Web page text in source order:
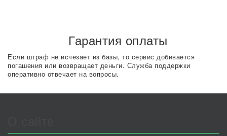
Гарантия оплаты
Если штраф не исчезает из базы, то сервис добивается
погашения или возвращает деньги. Служба поддержки
оперативно отвечает на вопросы.